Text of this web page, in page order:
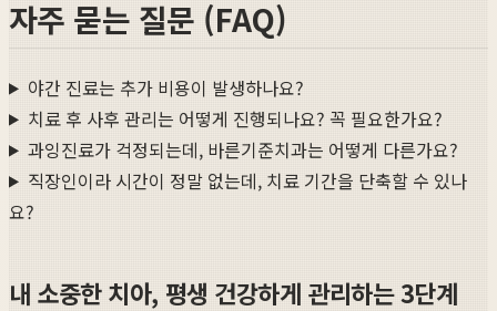
자주 묻는 질문 (FAQ)
야간 진료는 추가 비용이 발생하나요?
치료 후 사후 관리는 어떻게 진행되나요? 꼭 필요한가요?
과잉진료가 걱정되는데, 바른기준치과는 어떻게 다른가요?
직장인이라 시간이 정말 없는데, 치료 기간을 단축할 수 있나
요?
내 소중한 치아, 평생 건강하게 관리하는 3단계